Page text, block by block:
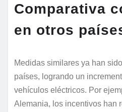
Comparativa
en otros
Medidas similares ya han
países, logrando un
vehículos eléctricos. Por
Alemania, los incentivos han